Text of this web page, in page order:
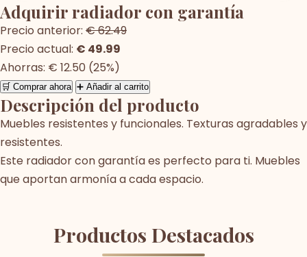
Adquirir radiador con garantía
Precio anterior: € 62.49
Precio actual: € 49.99
Ahorras: € 12.50 (25%)
🛒 Comprar ahora ➕ Añadir al carrito
Descripción del producto
Muebles resistentes y funcionales. Texturas agradables y
resistentes.
Este radiador con garantía es perfecto para ti. Muebles
que aportan armonía a cada espacio.
Productos Destacados